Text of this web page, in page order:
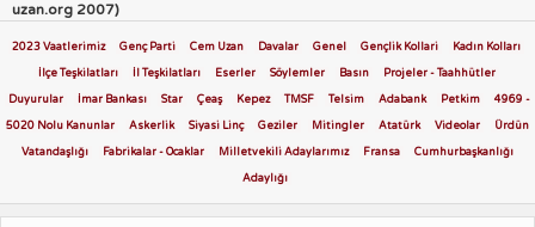
uzan.org 2007)
2023 Vaatlerimiz Genç Parti Cem Uzan Davalar Genel Gençlik Kollari
Kadın Kolları
İlçe Teşkilatları
İl Teşkilatları Eserler Söylemler Basın
Projeler - Taahhütler
Duyurular
İmar Bankası Star Çeaş Kepez TMSF Telsim Adabank Petkim
4969 -
5020 Nolu Kanunlar
Askerlik Siyasi Linç Geziler Mitingler Atatürk Videolar
Ürdün
Vatandaşlığı
Fabrikalar - Ocaklar Milletvekili Adaylarımız Fransa
Cumhurbaşkanlığı
Adaylığı